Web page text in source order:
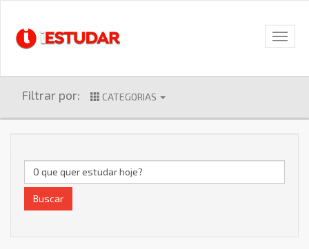
Filtrar por: CATEGORIAS
Buscar